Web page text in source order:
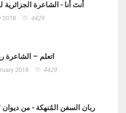
أنتَ أنا - الشاعرة
2018 4429
اتعلم – الشاعرة
2018 4429
ربان السفن المُنهكة - من